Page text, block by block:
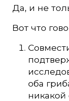
Да, и не
Вот что
оба
никакой